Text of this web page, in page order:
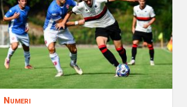
Numeri